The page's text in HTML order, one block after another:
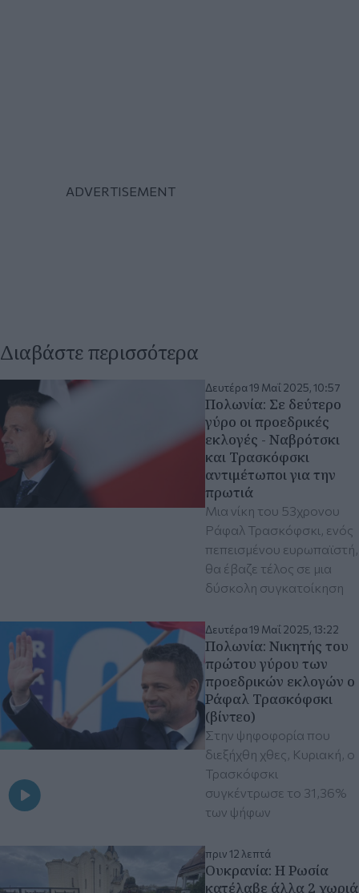
Διαβάστε περισσότερα
Δευτέρα 19 Μαΐ 2025, 10:57
Πολωνία: Σε δεύτερο
γύρο οι προεδρικές
εκλογές - Ναβρότσκι
και Τρασκόφσκι
αντιμέτωποι για την
πρωτιά
Μια νίκη του 53χρονου
Ράφαλ Τρασκόφσκι, ενός
πεπεισμένου ευρωπαϊστή,
θα έβαζε τέλος σε μια
δύσκολη συγκατοίκηση
Δευτέρα 19 Μαΐ 2025, 13:22
Πολωνία: Νικητής του
πρώτου γύρου των
προεδρικών εκλογών ο
Ράφαλ Τρασκόφσκι
(βίντεο)
Στην ψηφοφορία που
διεξήχθη χθες, Κυριακή, ο
Τρασκόφσκι
συγκέντρωσε το 31,36%
των ψήφων
πριν 12 λεπτά
Ουκρανία: Η Ρωσία
κατέλαβε άλλα 2 χωριά